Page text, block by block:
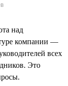
над
компании —
всех
Это